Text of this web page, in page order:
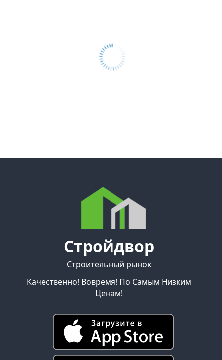
Стройдвор
Строительный рынок
Качественно! Вовремя! По Самым Низким
Ценам!